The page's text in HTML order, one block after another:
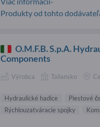
Produkty od tohto
O.M.F.B. S.p.A.
Components
Výrobca Taliansko
Hydraulické hadice Piestové
Rýchlouzatváracie spojky